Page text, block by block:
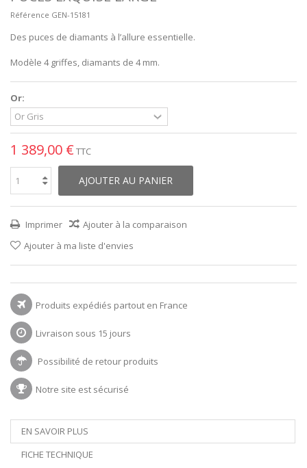
Référence GEN-15181
Des puces de diamants à l’allure essentielle.
Modèle 4 griffes, diamants de 4 mm.
Or:
1 389,00 € TTC
AJOUTER AU PANIER
Imprimer
Ajouter à la comparaison
Ajouter à ma liste d'envies
Produits expédiés partout en France
Livraison sous 15 jours
Possibilité de retour produits
Notre site est sécurisé
EN SAVOIR PLUS
FICHE TECHNIQUE